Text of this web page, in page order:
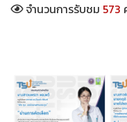
จำนวนการรับชม 573